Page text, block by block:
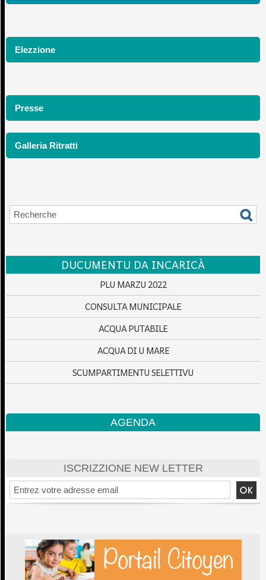
Elezzione
Presse
Galleria Ritratti
DUCUMENTU DA INCARICÀ
PLU MARZU 2022
CONSULTA MUNICIPALE
ACQUA PUTABILE
ACQUA DI U MARE
SCUMPARTIMENTU SELETTIVU
AGENDA
ISCRIZZIONE NEW LETTER